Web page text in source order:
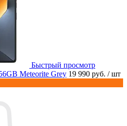
Быстрый просмотр
Meteorite Grey 19 990 руб. / шт